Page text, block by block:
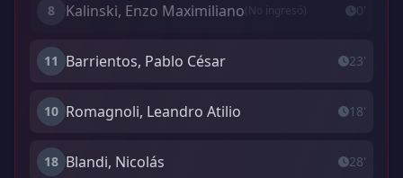
8 Kalinski, Enzo Maximiliano(No ingresó) 0'
11 Barrientos, Pablo César 23'
10 Romagnoli, Leandro Atilio 18'
18 Blandi, Nicolás 28'